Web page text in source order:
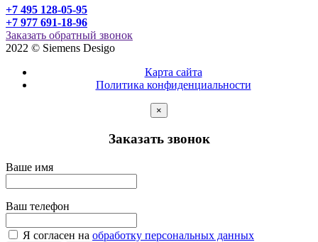
+7 495 128-05-95
+7 977 691-18-96
Заказать обратный звонок
2022 © Siemens Desigo
Карта сайта
Политика конфиденциальности
×
Заказать звонок
Ваше имя
Ваш телефон
Я согласен на обработку персональных данных